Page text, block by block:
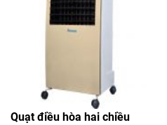
Quạt điều hòa hai chiều